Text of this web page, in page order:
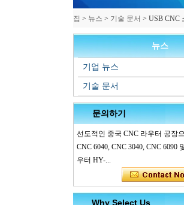
집 > 뉴스 > 기술 문서 > USB CNC
뉴스
기업 뉴스
기술 문서
문의하기
선도적인 중국 CNC 라우터 공장
CNC 6040, CNC 3040, CNC 6090
우터 HY-...
Why Select Us